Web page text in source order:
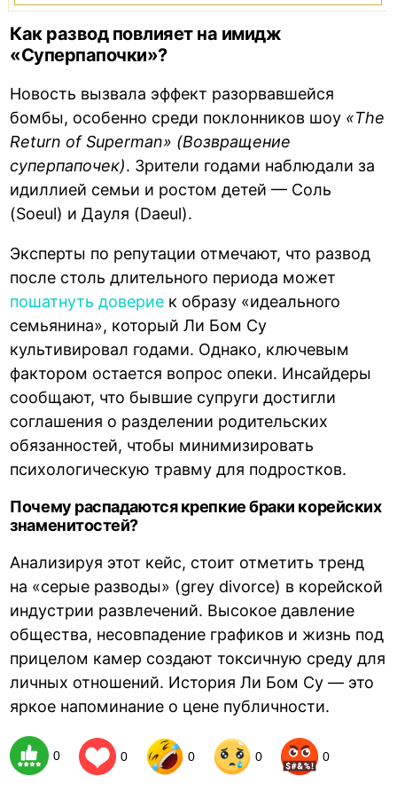
Как развод повлияет на имидж
«Суперпапочки»?
Новость вызвала эффект разорвавшейся
бомбы, особенно среди поклонников шоу «The
Return of Superman» (Возвращение
суперпапочек). Зрители годами наблюдали за
идиллией семьи и ростом детей — Соль
(Soeul) и Дауля (Daeul).
Эксперты по репутации отмечают, что развод
после столь длительного периода может
пошатнуть доверие к образу «идеального
семьянина», который Ли Бом Су
культивировал годами. Однако, ключевым
фактором остается вопрос опеки. Инсайдеры
сообщают, что бывшие супруги достигли
соглашения о разделении родительских
обязанностей, чтобы минимизировать
психологическую травму для подростков.
Почему распадаются крепкие браки корейских
знаменитостей?
Анализируя этот кейс, стоит отметить тренд
на «серые разводы» (grey divorce) в корейской
индустрии развлечений. Высокое давление
общества, несовпадение графиков и жизнь под
прицелом камер создают токсичную среду для
личных отношений. История Ли Бом Су — это
яркое напоминание о цене публичности.
0 0 0 0 0